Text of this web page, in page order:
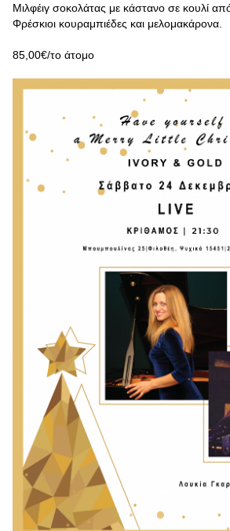
Μιλφέιγ σοκολάτας με κάστανο σε κουλί
Φρέσκιοι κουραμπιέδες και μελομακάρονα.
85,00€/το άτομο